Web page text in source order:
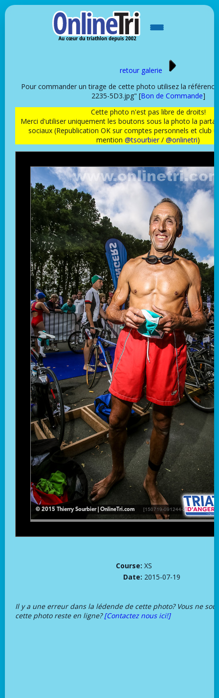
retour galerie
Pour commander un tirage de cette photo utilisez la
2235-5D3.jpg" [Bon de Commande]
Cette photo n'est pas libre de droits!
Merci d'utiliser uniquement les boutons sous la photo la
sociaux (Republication OK sur comptes personnels et club
mention @tsourbier/ @onlinetri)
Course: XS
Date: 2015-07-19
Il y a une erreur dans la lédende de cette photo? Vous ne
cette photo reste en ligne?[Contactez nous ici!]